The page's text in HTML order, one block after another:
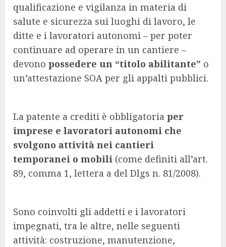
qualificazione e vigilanza in materia di
salute e sicurezza sui luoghi di lavoro, le
ditte e i lavoratori autonomi – per poter
continuare ad operare in un cantiere –
devono possedere un “titolo abilitante” o
un’attestazione SOA per gli appalti pubblici.
La patente a crediti è obbligatoria per
imprese e lavoratori autonomi che
svolgono attività nei cantieri
temporanei o mobili (come definiti all’art.
89, comma 1, lettera a del Dlgs n. 81/2008).
Sono coinvolti gli addetti e i lavoratori
impegnati, tra le altre, nelle seguenti
attività: costruzione, manutenzione,